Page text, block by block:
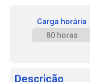
Carga horária
80 horas
Descrição